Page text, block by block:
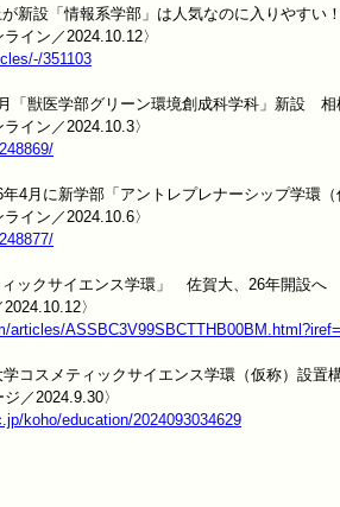
新設「情報系学部」は人気なのに入りやすい
351103
「獣医学部グリーン環境創成科学科」新設　
4月に新学部「アントレプレナーシップ学環
ックサイエンス学環」　佐賀大、26年開設へ
articles/
コスメティックサイエンス学環（仮称）設置
koho/education/2024093034629